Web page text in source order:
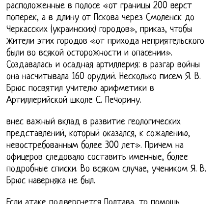
расположенные в полосе «от границы 200 верст
поперек, а в длину от Пскова через Смоленск до
Черкасских (украинских) городов», приказ, чтобы
жители этих городов «от прихода неприятельского
были во всякой осторожности и опасении».
Создавалась и осадная артиллерия: в разгар войны
она насчитывала 160 орудий. Несколько писем Я. В.
Брюс посвятил учителю арифметики в
Артиллерийской школе С. Печорину.
внес важный вклад в развитие геологических
представлений, который оказался, к сожалению,
невостребованным более 300 лет». Причем на
офицеров следовало составить именные, более
подробные списки. Во всяком случае, учеником Я. В.
Брюс наверняка не был.